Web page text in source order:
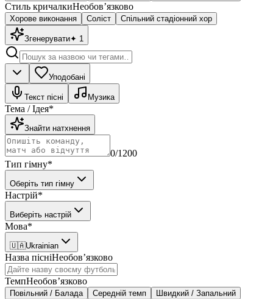
Стиль кричалкиНеобовʼязково
Хорове виконання Соліст Спільний стадіонний хор
Згенерувати✦ 1
Уподобані
Текст пісні Музика
Тема / Ідея*
Знайти натхнення
0/1200
Тип гімну*
Оберіть тип гімну
Настрій*
Виберіть настрій
Мова*
🇺🇦Ukrainian
Назва пісніНеобовʼязково
ТемпНеобовʼязково
Повільний / Балада Середній темп Швидкий / Запальний